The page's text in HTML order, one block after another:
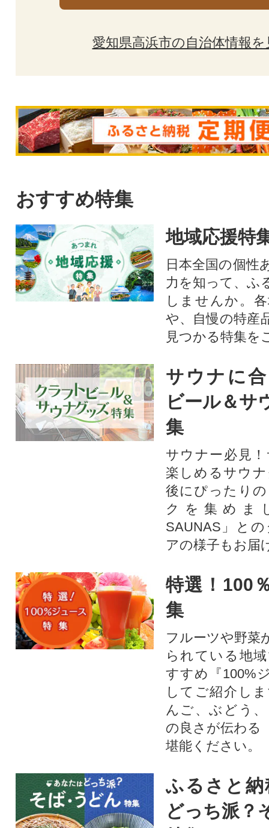
愛知県高浜市の自治体情報を
おすすめ特集
地域応援特
日本全国の個性
力を知って、ふ
しませんか。
や、自慢の特産
見つかる特集を
サウナに
ビール＆サ
集
サウナー必見
楽しめるサウ
後にぴったり
クを集めま
SAUNAS」と
アの様子もお届
特選！100
集
フルーツや野菜
られている地
すすめ『100%
してご紹介し
んご、ぶどう
の良さが伝わる
堪能ください。
ふるさと
どっち派？